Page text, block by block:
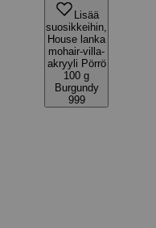
Lisää
suosikkeihin,
House lanka
mohair-villa-
akryyli Pörrö
100 g
Burgundy
999